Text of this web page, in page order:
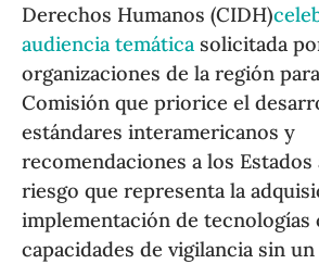
Derechos Humanos (CIDH)
audiencia temática solicitada
organizaciones de la región
Comisión que priorice el
estándares interamericanos y
recomendaciones a los
riesgo que representa la
implementación de tecnologías
capacidades de vigilancia sin